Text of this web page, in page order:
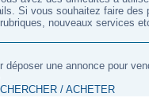
Si vous souhaitez faire des
nouveaux services
déposer une annonce pour
/ ACHETER